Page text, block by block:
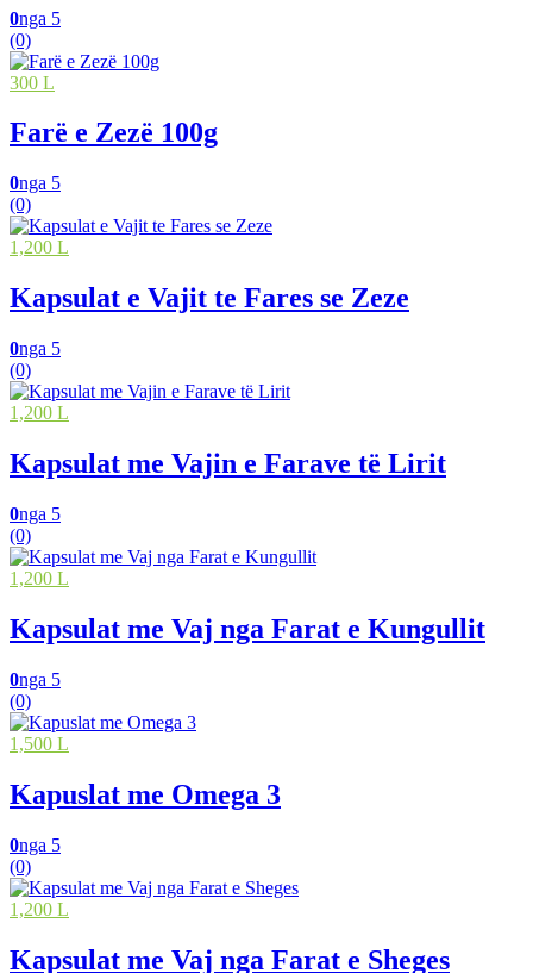
0nga 5
(0)
300 L
Farë e Zezë 100g
0nga 5
(0)
1,200 L
Kapsulat e Vajit te Fares se Zeze
0nga 5
(0)
1,200 L
Kapsulat me Vajin e Farave të Lirit
0nga 5
(0)
1,200 L
Kapsulat me Vaj nga Farat e Kungullit
0nga 5
(0)
1,500 L
Kapuslat me Omega 3
0nga 5
(0)
1,200 L
Kapsulat me Vaj nga Farat e Sheges